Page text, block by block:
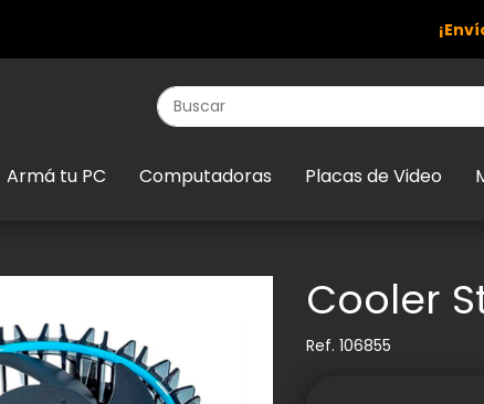
Armá tu PC Computadoras Placas de Video
Cooler
Ref. 106855